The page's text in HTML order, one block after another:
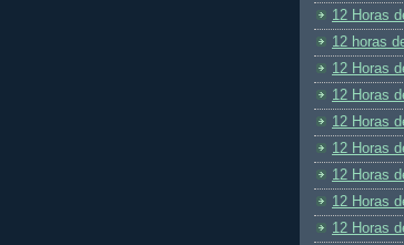
12 Horas
12 horas
12 Horas
12 Horas
12 Horas
12 Horas
12 Horas
12 Horas
12 Horas